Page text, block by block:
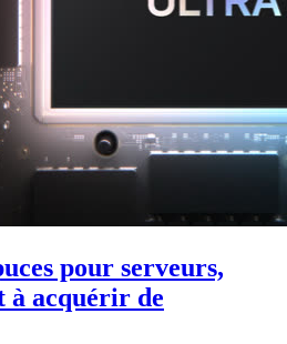
pour serveurs,
à acquérir de